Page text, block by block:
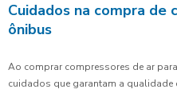
Cuidados na compra de
ônibus
Ao comprar compressores de ar
cuidados que garantam a